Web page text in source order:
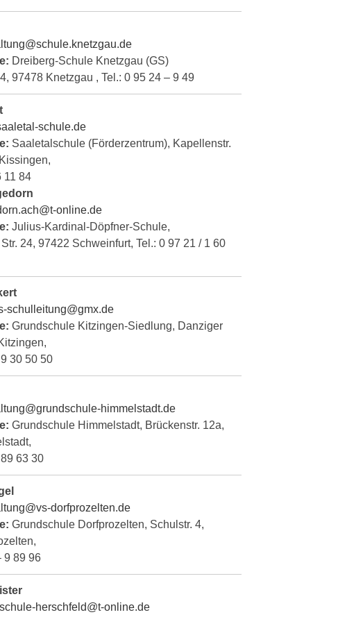
Dreiberg-Schule Knetzgau (GS)
97478 Knetzgau , Tel.: 0 95 24 – 9 49
schule.de
Saaletalschule (Förderzentrum), Kapellenstr.
11 84
online.de
Julius-Kardinal-Döpfner-Schule,
24, 97422 Schweinfurt, Tel.: 0 97 21 / 1 60
schulleitung@gmx.de
Grundschule Kitzingen-Siedlung, Danziger
30 50 50
himmelstadt.de
Grundschule Himmelstadt, Brückenstr. 12a,
63 30
dorfprozelten.de
Grundschule Dorfprozelten, Schulstr. 4,
9 89 96
herschfeld@t-online.de